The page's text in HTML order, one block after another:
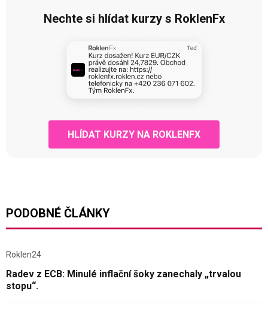
Nechte si hlídat kurzy s RoklenFx
HLÍDAT KURZY NA ROKLENFX
PODOBNÉ ČLÁNKY
Roklen24
Radev z ECB: Minulé inflační šoky zanechaly „trvalou
stopu“.